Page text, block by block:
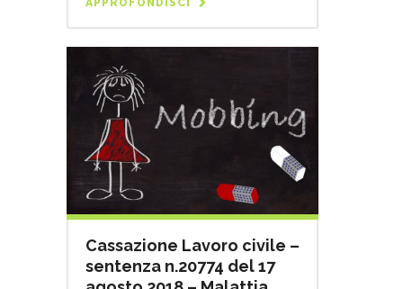
APPROFONDISCI
Cassazione Lavoro civile –
sentenza n.20774 del 17